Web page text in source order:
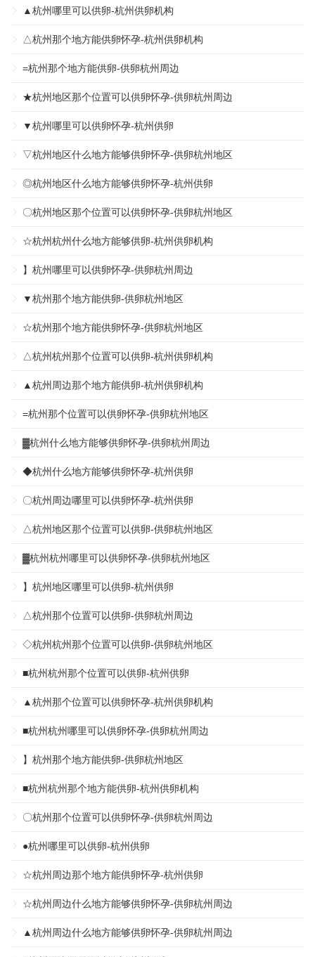
▲杭州哪里可以供卵-杭州供卵机构
△杭州那个地方能供卵怀孕-杭州供卵机构
=杭州那个地方能供卵-供卵杭州周边
★杭州地区那个位置可以供卵怀孕-供卵杭州周边
▼杭州哪里可以供卵怀孕-杭州供卵
▽杭州地区什么地方能够供卵怀孕-供卵杭州地区
◎杭州地区什么地方能够供卵怀孕-杭州供卵
〇杭州地区那个位置可以供卵怀孕-供卵杭州地区
☆杭州杭州什么地方能够供卵-杭州供卵机构
】杭州哪里可以供卵怀孕-供卵杭州周边
▼杭州那个地方能供卵-供卵杭州地区
☆杭州那个地方能供卵怀孕-供卵杭州地区
△杭州杭州那个位置可以供卵-杭州供卵机构
▲杭州周边那个地方能供卵-杭州供卵机构
=杭州那个位置可以供卵怀孕-供卵杭州地区
▓杭州什么地方能够供卵怀孕-供卵杭州周边
◆杭州什么地方能够供卵怀孕-杭州供卵
〇杭州周边哪里可以供卵怀孕-杭州供卵
△杭州地区那个位置可以供卵-供卵杭州地区
▓杭州杭州哪里可以供卵怀孕-供卵杭州地区
】杭州地区哪里可以供卵-杭州供卵
△杭州那个位置可以供卵-供卵杭州周边
◇杭州杭州那个位置可以供卵-供卵杭州地区
■杭州杭州那个位置可以供卵-杭州供卵
▲杭州那个位置可以供卵怀孕-杭州供卵机构
■杭州杭州哪里可以供卵怀孕-供卵杭州周边
】杭州那个地方能供卵-供卵杭州地区
■杭州杭州那个地方能供卵-杭州供卵机构
〇杭州那个位置可以供卵怀孕-供卵杭州周边
●杭州哪里可以供卵-杭州供卵
☆杭州周边那个地方能供卵怀孕-杭州供卵
☆杭州周边什么地方能够供卵怀孕-供卵杭州周边
▲杭州周边什么地方能够供卵怀孕-供卵杭州周边